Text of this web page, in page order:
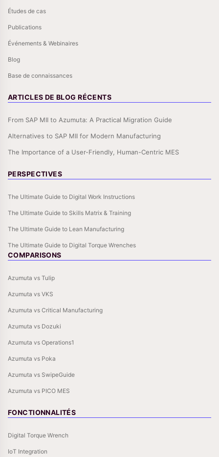
Études de cas
Publications
Événements & Webinaires
Blog
Base de connaissances
ARTICLES DE BLOG RÉCENTS
From SAP MII to Azumuta: A Practical Migration Guide
Alternatives to SAP MII for Modern Manufacturing
The Importance of a User-Friendly, Human-Centric MES
PERSPECTIVES
The Ultimate Guide to Digital Work Instructions
The Ultimate Guide to Skills Matrix & Training
The Ultimate Guide to Lean Manufacturing
The Ultimate Guide to Digital Torque Wrenches
COMPARISONS
Azumuta vs Tulip
Azumuta vs VKS
Azumuta vs Critical Manufacturing
Azumuta vs Dozuki
Azumuta vs Operations1
Azumuta vs Poka
Azumuta vs SwipeGuide
Azumuta vs PICO MES
FONCTIONNALITÉS
Digital Torque Wrench
IoT Integration